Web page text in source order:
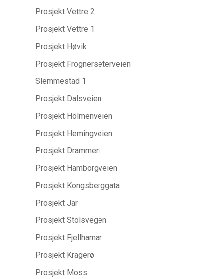
Prosjekt Vettre 2
Prosjekt Vettre 1
Prosjekt Høvik
Prosjekt Frognerseterveien
Slemmestad 1
Prosjekt Dalsveien
Prosjekt Holmenveien
Prosjekt Hemingveien
Prosjekt Drammen
Prosjekt Hamborgveien
Prosjekt Kongsberggata
Prosjekt Jar
Prosjekt Stolsvegen
Prosjekt Fjellhamar
Prosjekt Kragerø
Prosjekt Moss